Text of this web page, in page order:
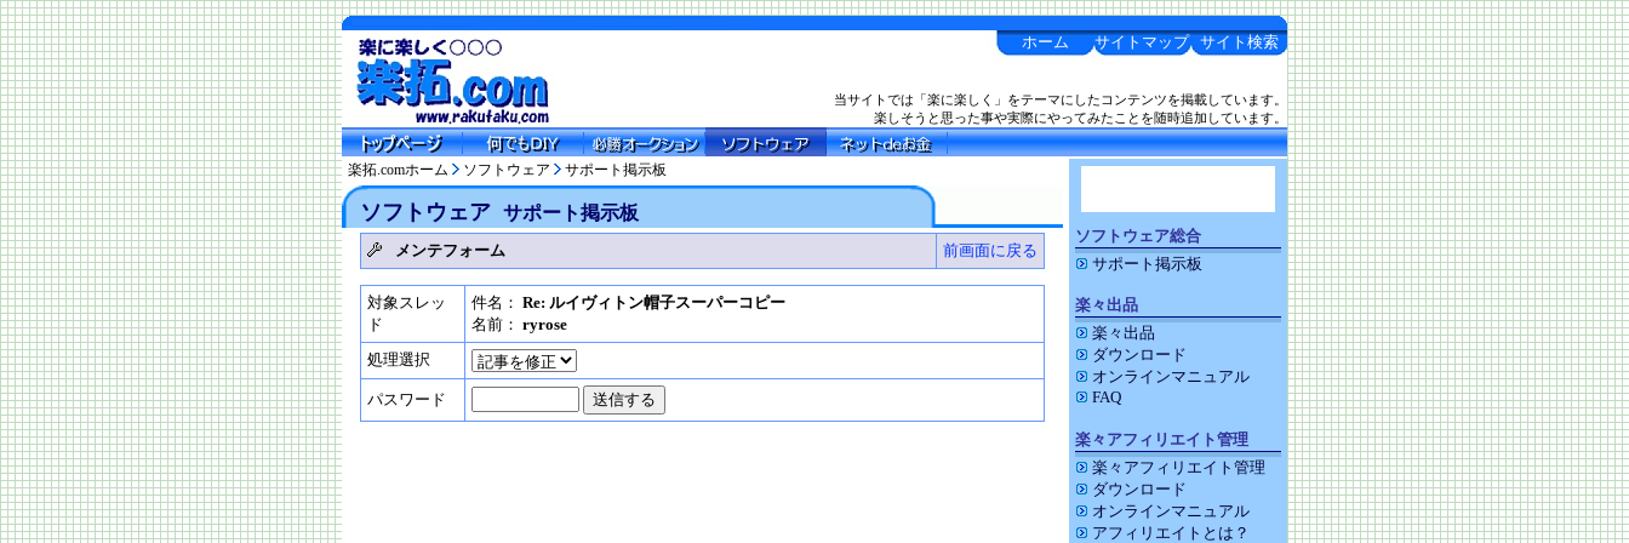
ホーム サイトマップ サイト検索
当サイトでは「楽に楽しく」をテーマにしたコンテンツを掲載しています。
楽しそうと思った事や実際にやってみたことを随時追加しています。
楽拓.comホーム ソフトウェア サポート掲示板
ソフトウェア サポート掲示板
メンテフォーム 前画面に戻る
対象スレッ
ド
件名： Re: ルイヴィトン帽子スーパーコピー
名前： ryrose
処理選択
パスワード
ソフトウェア総合
サポート掲示板
楽々出品
楽々出品
ダウンロード
オンラインマニュアル
FAQ
楽々アフィリエイト管理
楽々アフィリエイト管理
ダウンロード
オンラインマニュアル
アフィリエイトとは？